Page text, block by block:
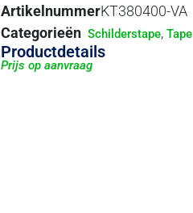
ArtikelnummerKT380400-VA
Categorieën Schilderstape, Tape
Productdetails
Prijs op aanvraag